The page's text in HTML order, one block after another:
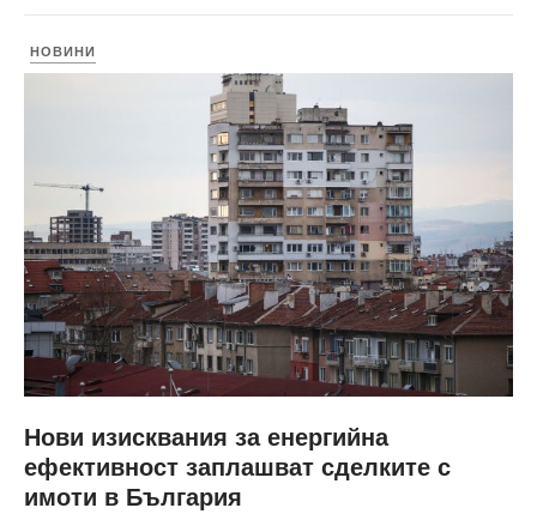
НОВИНИ
Нови изисквания за енергийна
ефективност заплашват сделките с
имоти в България